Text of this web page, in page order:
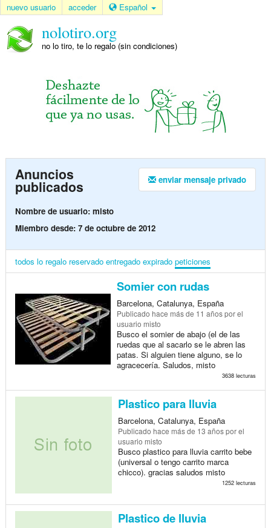
nuevo usuario acceder Español
nolotiro.org
no lo tiro, te lo regalo (sin condiciones)
enviar mensaje privado
Anuncios
publicados
Nombre de usuario: misto
Miembro desde: 7 de octubre de 2012
todos lo regalo reservado entregado expirado peticiones
Somier con rudas
Barcelona, Catalunya, España
Publicado hace más de 11 añospor el
usuario misto
Busco el somier de abajo (el de las
ruedas que al sacarlo se le abren las
patas. Si alguien tiene alguno, se lo
agracecería. Saludos, misto
3638 lecturas
Plastico para lluvia
Barcelona, Catalunya, España
Publicado hace más de 13 añospor el
usuario misto
Busco plastico para lluvia carrito bebe
(universal o tengo carrito marca
chicco). gracias saludos misto
1252 lecturas
Plastico de lluvia